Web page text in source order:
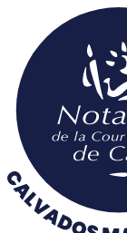
contenu
principal